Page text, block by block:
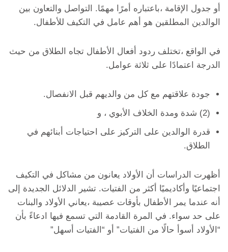
أو جدول الإقامة ،باعتباره أمرًا مهمًا. التواصل والتعاون بين
الوالدين المطلقين هو أهم عامل في التكيف للأطفال.
في الواقع ،تختلف ردود أفعال الأطفال تجاه الطلاق من حيث
الدرجة اعتمادًا على ثلاثة عوامل.
جودة علاقتهم مع كل من والديهم قبل الانفصال.
(2) شدة ومدة الخلاف الأبوي ، و
قدرة الوالدين على التركيز على احتياجات أبنائهم في
الطلاق.
أظهرت الدراسات أن الأولاد يعانون من مشاكل في التكيف
اجتماعيًا وأكاديميًا أكثر من الفتيات. تشير الدلائل الجديدة إلى
أنه عندما يمر الأطفال بأوقات عصيبة ،يعاني الأولاد والبنات
على حد سواء. في المرة القادمة التي تسمع فيها ادعاءً بأن
“الأولاد أسوأ حالًا من الفتيات” أو “الفتيات أسهل”